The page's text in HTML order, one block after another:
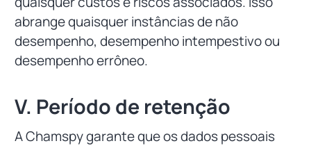
abrange quaisquer instâncias de não
desempenho, desempenho intempestivo ou
desempenho errôneo.
V. Período de retenção
A Chamspy garante que os dados pessoais